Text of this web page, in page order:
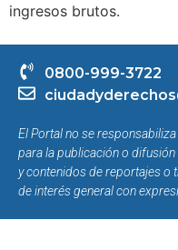
ingresos brutos.
0800-999-3722
El Portal no se
para la publicación o
y contenidos de reportajes o
de interés general con